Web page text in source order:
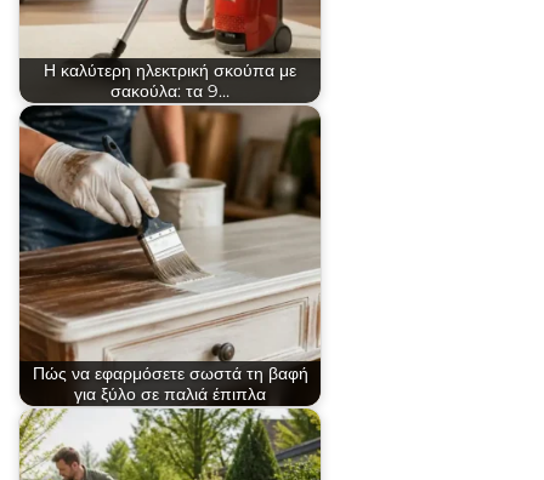
Η καλύτερη ηλεκτρική σκούπα με
σακούλα: τα 9…
Πώς να εφαρμόσετε σωστά τη βαφή
για ξύλο σε παλιά έπιπλα